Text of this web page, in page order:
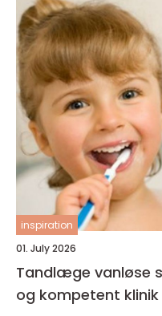
inspiration
01. July 2026
Tandlæge vanløse sådan finder du en tryg
og kompetent klinik